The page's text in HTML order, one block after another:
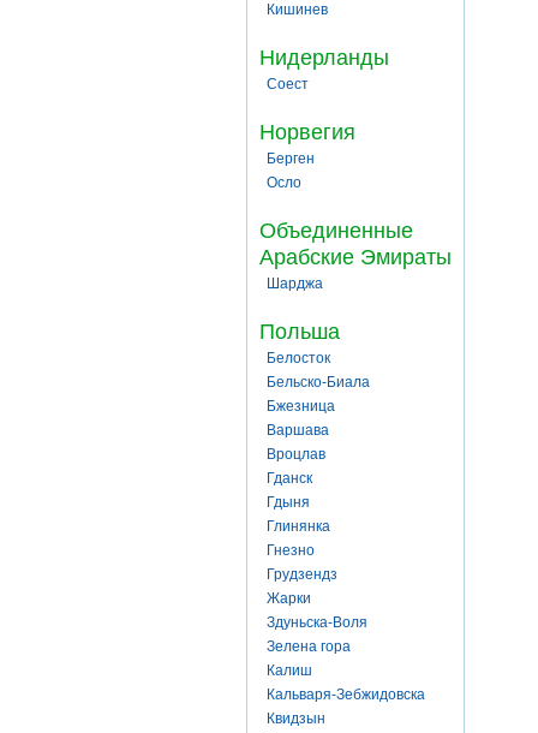
Кишинев
Нидерланды
Соест
Норвегия
Берген
Осло
Объединенные
Арабские Эмираты
Шарджа
Польша
Белосток
Бельско-Биала
Бжезница
Варшава
Вроцлав
Гданск
Гдыня
Глинянка
Гнезно
Грудзендз
Жарки
Здуньска-Воля
Зелена гора
Калиш
Кальваря-Зебжидовска
Квидзын